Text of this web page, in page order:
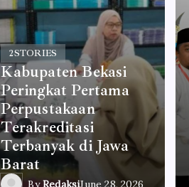
2STORIES
Kabupaten Bekasi
Peringkat Pertama
Perpustakaan
Terakreditasi
Terbanyak di Jawa
Barat
By RedaksiJune 28, 2026